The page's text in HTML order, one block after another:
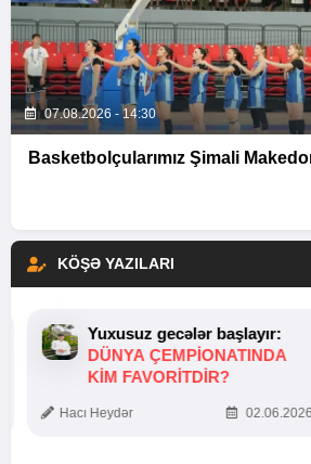
07.08.2026 - 14:30
Basketbolçularımız Şimali
KÖŞƏ YAZILARI
Yuxusuz gecələr başlayır:
DÜNYA ÇEMPIONATINDA
KIM FAVORITDIR?
Hacı Heydər 02.06.2026